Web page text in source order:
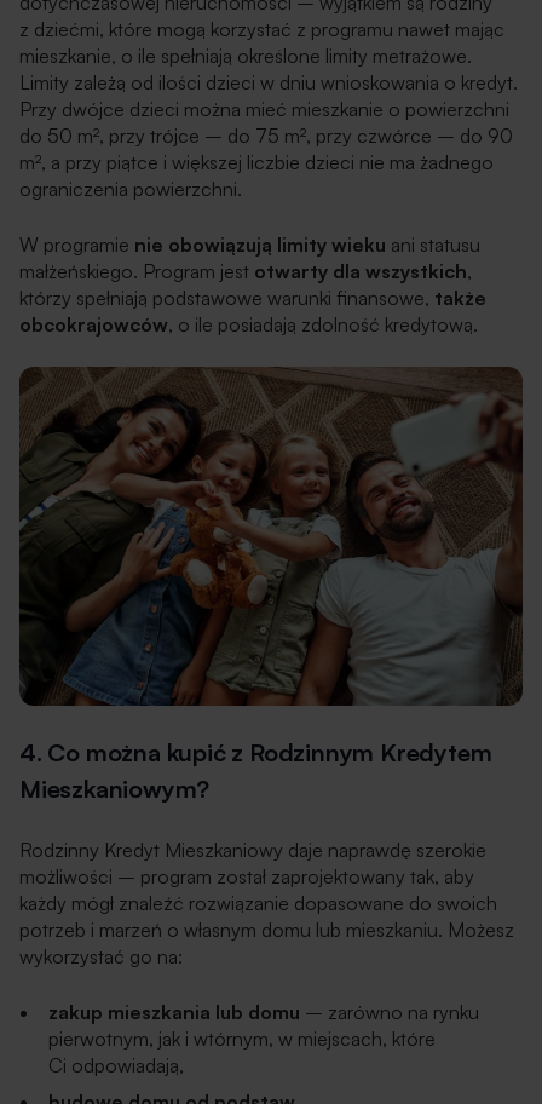
z dziećmi, które mogą korzystać z programu nawet mając
mieszkanie, o ile spełniają określone limity metrażowe.
Limity zależą od ilości dzieci w dniu wnioskowania o kredyt.
Przy dwójce dzieci można mieć mieszkanie o powierzchni
do 50 m², przy trójce – do 75 m², przy czwórce – do 90
m², a przy piątce i większej liczbie dzieci nie ma żadnego
ograniczenia powierzchni.
W programie nie obowiązują limity wieku ani statusu
małżeńskiego. Program jest otwarty dla wszystkich,
którzy spełniają podstawowe warunki finansowe, także
obcokrajowców, o ile posiadają zdolność kredytową.
4. Co można kupić z Rodzinnym Kredytem
Mieszkaniowym?
Rodzinny Kredyt Mieszkaniowy daje naprawdę szerokie
możliwości – program został zaprojektowany tak, aby
każdy mógł znaleźć rozwiązanie dopasowane do swoich
potrzeb i marzeń o własnym domu lub mieszkaniu. Możesz
wykorzystać go na:
zakup mieszkania lub domu – zarówno na rynku
pierwotnym, jak i wtórnym, w miejscach, które
Ci odpowiadają,